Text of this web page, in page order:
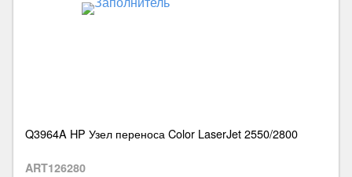
Q3964A HP Узел переноса Color LaserJet 2550/2800
ART126280